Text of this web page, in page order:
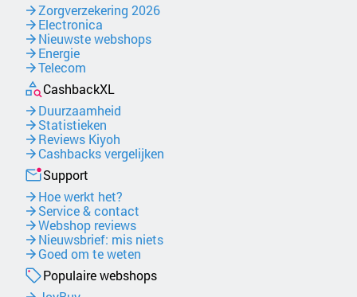
Zorgverzekering 2026
Electronica
Nieuwste webshops
Energie
Telecom
CashbackXL
Duurzaamheid
Statistieken
Reviews Kiyoh
Cashbacks vergelijken
Support
Hoe werkt het?
Service & contact
Webshop reviews
Nieuwsbrief: mis niets
Goed om te weten
Populaire webshops